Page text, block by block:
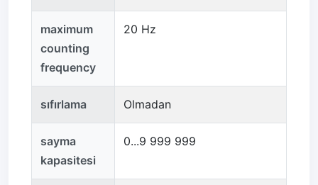
maximum
counting
frequency
20 Hz
sıfırlama Olmadan
sayma
kapasitesi
0...9 999 999